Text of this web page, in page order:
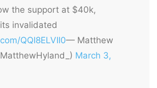
the support at $40k,
invalidated
QQI8ELVII0— Matthew
March 3,